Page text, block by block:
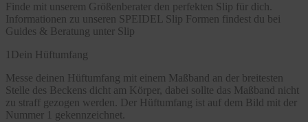
Finde mit unserem Größenberater den perfekten Slip für dich.
Informationen zu unseren SPEIDEL Slip Formen findest du bei
Guides & Beratung unter Slip
1 Dein Hüftumfang
Messe deinen Hüftumfang mit einem Maßband an der breitesten
Stelle des Beckens dicht am Körper, dabei sollte das Maßband nicht
zu straff gezogen werden. Der Hüftumfang ist auf dem Bild mit der
Nummer 1 gekennzeichnet.